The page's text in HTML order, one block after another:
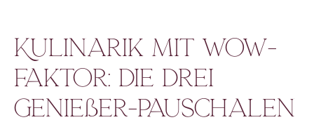
Kulinarik mit Wow-
Faktor: die drei
Genießer-Pauschalen